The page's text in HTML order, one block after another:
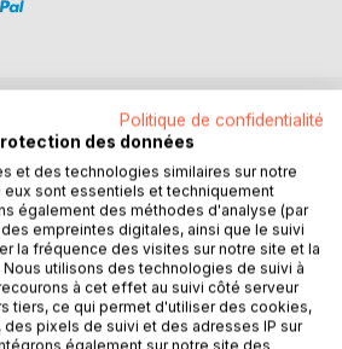
AND MANAGEMENT METHOD
INSECT REARING
insect rearing ?
and are looking for theoretical and
Politique de confidentialité
des données
et des technologies similaires sur notre
eux sont essentiels et techniquement
également des méthodes d'analyse (par
empreintes digitales, ainsi que le suivi
la fréquence des visites sur notre site et la
utilisons des technologies de suivi à
à cet effet au suivi côté serveur
tiers, ce qui permet d'utiliser des cookies,
pixels de suivi et des adresses IP sur
également sur notre site des